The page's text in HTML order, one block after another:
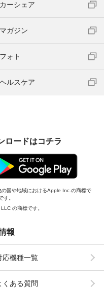
ーシェア
ガジン
ォト
ルスケア
ロードはコチラ
国や地域におけるApple Inc.の商標で
。
の商標です。
報
応機種一覧
くある質問